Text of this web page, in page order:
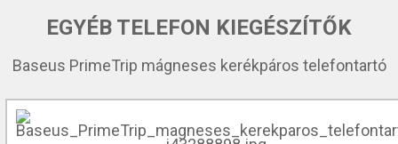
EGYÉB TELEFON KIEGÉSZÍTŐK
Baseus PrimeTrip mágneses kerékpáros telefontartó